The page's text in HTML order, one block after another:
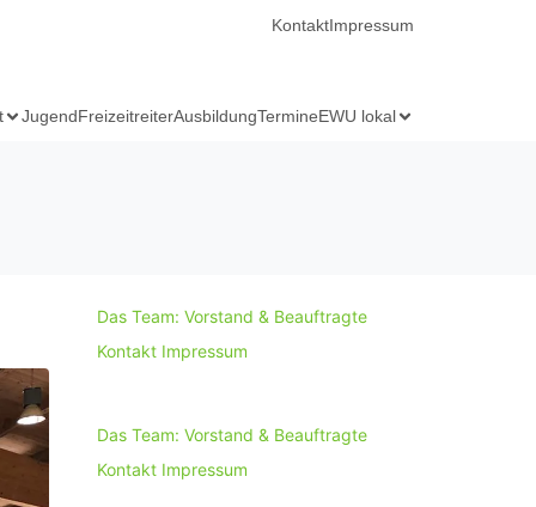
KontaktImpressum
JugendFreizeitreiterAusbildungTermineEWU lokal
Das Team: Vorstand & Beauftragte
Kontakt Impressum
Das Team: Vorstand & Beauftragte
Kontakt Impressum